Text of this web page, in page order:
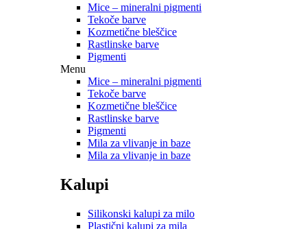
Mice – mineralni pigmenti
Tekoče barve
Kozmetične bleščice
Rastlinske barve
Pigmenti
Menu
Mice – mineralni pigmenti
Tekoče barve
Kozmetične bleščice
Rastlinske barve
Pigmenti
Mila za vlivanje in baze
Mila za vlivanje in baze
Kalupi
Silikonski kalupi za milo
Plastični kalupi za mila